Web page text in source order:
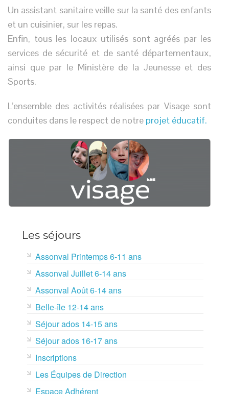
Un assistant sanitaire veille sur la santé des enfants
et un cuisinier, sur les repas.
Enfin, tous les locaux utilisés sont agréés par les
services de sécurité et de santé départementaux,
ainsi que par le Ministère de la Jeunesse et des
Sports.
L’ensemble des activités réalisées par Visage sont
conduites dans le respect de notre projet éducatif.
Les séjours
Assonval Printemps 6-11 ans
Assonval Juillet 6-14 ans
Assonval Août 6-14 ans
Belle-île 12-14 ans
Séjour ados 14-15 ans
Séjour ados 16-17 ans
Inscriptions
Les Équipes de Direction
Espace Adhérent